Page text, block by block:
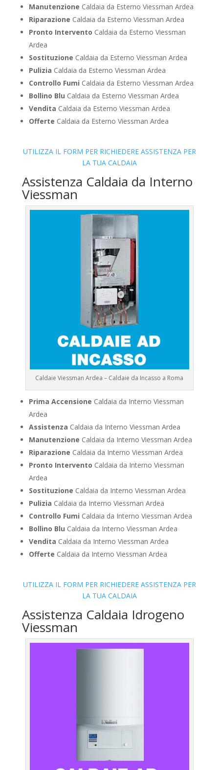
Manutenzione Caldaia da Esterno Viessman Ardea
Riparazione Caldaia da Esterno Viessman Ardea
Pronto Intervento Caldaia da Esterno Viessman
Ardea
Sostituzione Caldaia da Esterno Viessman Ardea
Pulizia Caldaia da Esterno Viessman Ardea
Controllo Fumi Caldaia da Esterno Viessman Ardea
Bollino Blu Caldaia da Esterno Viessman Ardea
Vendita Caldaia da Esterno Viessman Ardea
Offerte Caldaia da Esterno Viessman Ardea
UTILIZZA IL FORM PER RICHIEDERE ASSISTENZA PER
LA TUA CALDAIA
Assistenza Caldaia da Interno
Viessman
Caldaie Viessman Ardea – Caldaie da Incasso a Roma
Prima Accensione Caldaia da Interno Viessman
Ardea
Assistenza Caldaia da Interno Viessman Ardea
Manutenzione Caldaia da Interno Viessman Ardea
Riparazione Caldaia da Interno Viessman Ardea
Pronto Intervento Caldaia da Interno Viessman
Ardea
Sostituzione Caldaia da Interno Viessman Ardea
Pulizia Caldaia da Interno Viessman Ardea
Controllo Fumi Caldaia da Interno Viessman Ardea
Bollino Blu Caldaia da Interno Viessman Ardea
Vendita Caldaia da Interno Viessman Ardea
Offerte Caldaia da Interno Viessman Ardea
UTILIZZA IL FORM PER RICHIEDERE ASSISTENZA PER
LA TUA CALDAIA
Assistenza Caldaia Idrogeno
Viessman